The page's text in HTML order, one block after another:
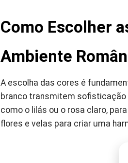
Como Escolher
Ambiente
A escolha das cores é
branco transmitem sofisticação
como o lilás ou o rosa claro,
flores e velas para criar uma